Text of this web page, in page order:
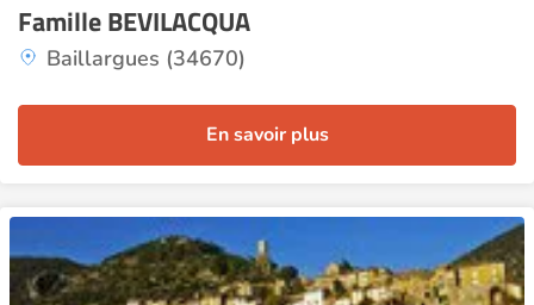
Famille BEVILACQUA
Baillargues (34670)
En savoir plus